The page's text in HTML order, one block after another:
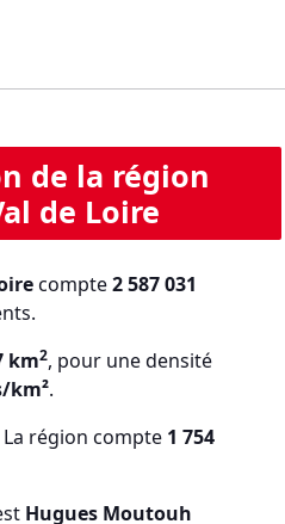
de la région
de Loire
compte2 587 031
km2, pour une densité
km².
La région compte 1 754
Hugues Moutouh